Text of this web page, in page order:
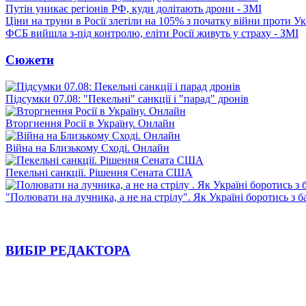
Путін уникає регіонів РФ, куди долітають дрони - ЗМІ
Ціни на труни в Росії злетіли на 105% з початку війни проти
ФСБ вийшла з-під контролю, еліти Росії живуть у страху - ЗМІ
Сюжети
Підсумки 07.08: "Пекельні" санкції і "парад" дронів
Вторгнення Росії в Україну. Онлайн
Війна на Близькому Сході. Онлайн
Пекельні санкції. Рішення Сената США
"Полювати на лучника, а не на стрілу". Як Україні боротись з
ВИБІР РЕДАКТОРА